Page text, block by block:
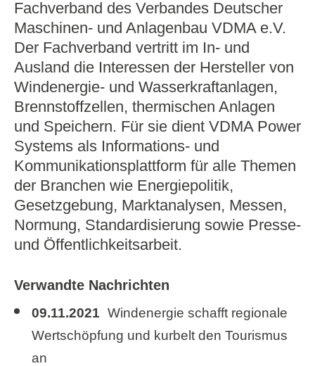
Fachverband des Verbandes Deutscher
Maschinen- und Anlagenbau VDMA e.V.
Der Fachverband vertritt im In- und
Ausland die Interessen der Hersteller von
Windenergie- und Wasserkraftanlagen,
Brennstoffzellen, thermischen Anlagen
und Speichern. Für sie dient VDMA Power
Systems als Informations- und
Kommunikationsplattform für alle Themen
der Branchen wie Energiepolitik,
Gesetzgebung, Marktanalysen, Messen,
Normung, Standardisierung sowie Presse-
und Öffentlichkeitsarbeit.
Verwandte Nachrichten
09.11.2021 Windenergie schafft regionale
Wertschöpfung und kurbelt den Tourismus
an